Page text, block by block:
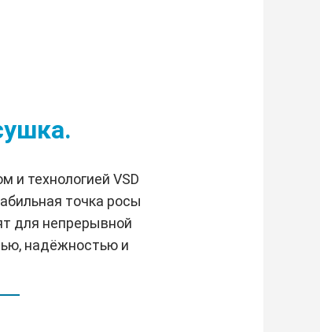
технологией VSD
точка росы
для непрерывной
надёжностью и